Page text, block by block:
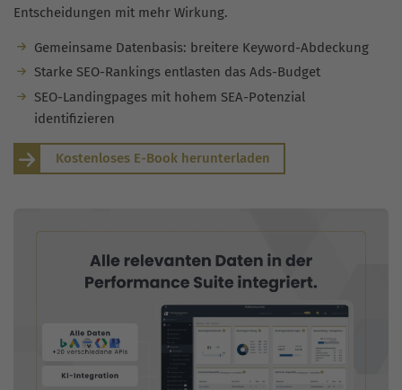
Entscheidungen mit mehr Wirkung.
Gemeinsame Datenbasis: breitere Keyword-Abdeckung
Starke SEO-Rankings entlasten das Ads-Budget
SEO-Landingpages mit hohem SEA-Potenzial
identifizieren
Kostenloses E-Book herunterladen